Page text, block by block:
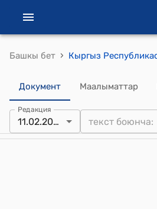
Башкы бет ›
Документ Маалыматтар
Редакция
11.02.2026